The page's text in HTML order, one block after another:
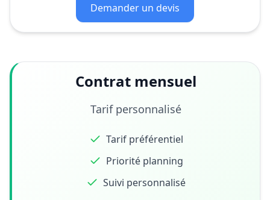
Demander un devis
Contrat mensuel
Tarif personnalisé
Tarif préférentiel
Priorité planning
Suivi personnalisé